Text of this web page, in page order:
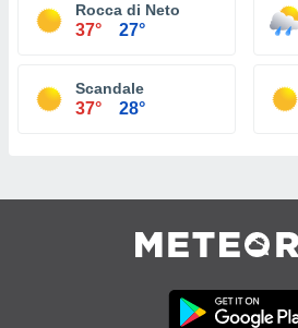
Rocca di Neto
37° 27°
Scandale
37° 28°